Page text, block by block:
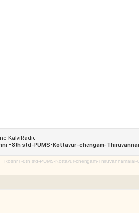
· Roshni -8th std-PUMS-Kottavur-chengam-